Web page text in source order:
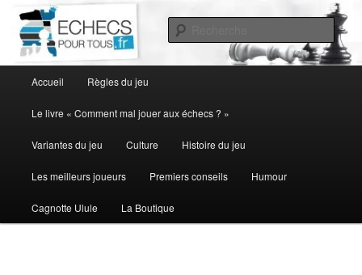
contenu
principal
principal
Accueil Règles du jeu
Le livre « Comment mal jouer aux échecs ? »
Variantes du jeu Culture Histoire du jeu
Les meilleurs joueurs Premiers conseils Humour
Cagnotte Ulule La Boutique